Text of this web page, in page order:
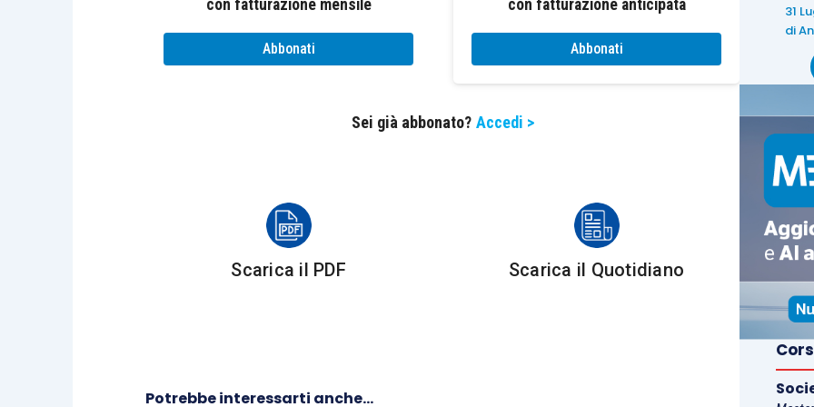
rinuncia ai giudizi pendenti.
In un primo momento, la Cassazionedichiarava estinto il giudizio condecreto n.
le somme definite non coprivano l’intero credito controverso
euro. L’iscrizione a ruolo era avvenuta
in via provvisoria e frazionata, dopo gli esiti
parzialmente favorevoli di merito.
La suprema Corte ha accolto l’istanza dell’ufficio e revocato il decreto di estinzione
avevano scelto la definizione della lite, ma la definizione dei carichi
con fatturazione mensile
Abbonati
con fatturazione anticipata
Abbonati
Sei già abbonato? Accedi >
Scarica il PDF Scarica il Quotidiano
Potrebbe interessarti anche...
31
di